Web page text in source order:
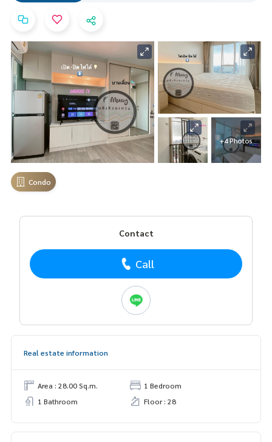
+4 Photos
Condo
Contact
Call
Real estate information
Area : 28.00 Sq.m.
1 Bedroom
1 Bathroom
Floor : 28